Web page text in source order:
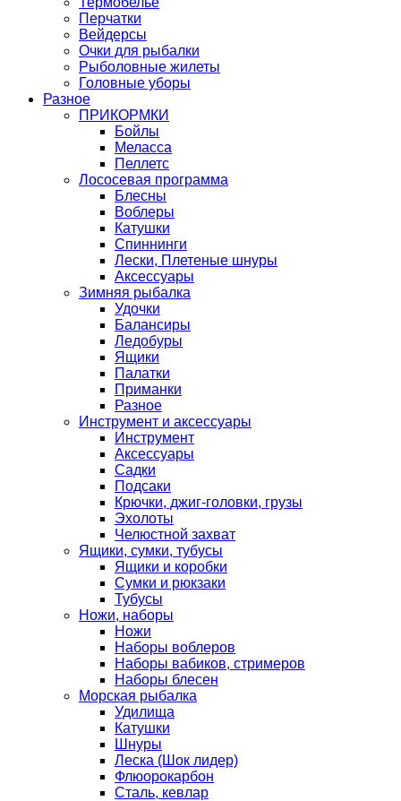
Перчатки
Вейдерсы
Очки для рыбалки
Рыболовные жилеты
Головные уборы
Разное
ПРИКОРМКИ
Бойлы
Меласса
Пеллетс
Лососевая программа
Блесны
Воблеры
Катушки
Спиннинги
Лески, Плетеные шнуры
Аксессуары
Зимняя рыбалка
Удочки
Балансиры
Ледобуры
Ящики
Палатки
Приманки
Разное
Инструмент и аксессуары
Инструмент
Аксессуары
Садки
Подсаки
Крючки, джиг-головки, грузы
Эхолоты
Челюстной захват
Ящики, сумки, тубусы
Ящики и коробки
Сумки и рюкзаки
Тубусы
Ножи, наборы
Ножи
Наборы воблеров
Наборы вабиков, стримеров
Наборы блесен
Морская рыбалка
Удилища
Катушки
Шнуры
Леска (Шок лидер)
Флюорокарбон
Сталь, кевлар